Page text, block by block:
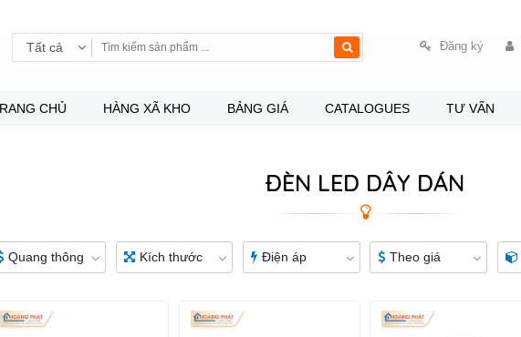
Tất cả Đăng ký
CHỦ HÀNG XÃ KHO BẢNG GIÁ CATALOGUES TƯ VẤN
ĐÈN LED DÂY DÁN
Quang thông Kích thước Điện áp Theo giá